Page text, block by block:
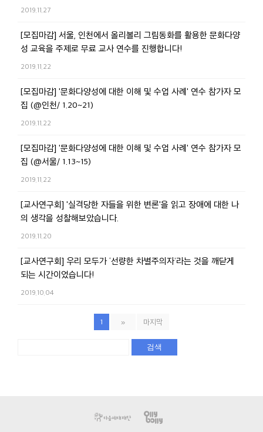
2019.11.27
[모집마감] 서울, 인천에서 올리볼리 그림동화를 활용한 문화다양
성 교육을 주제로 무료 교사 연수를 진행합니다!
2019.11.22
[모집마감] '문화다양성에 대한 이해 및 수업 사례' 연수 참가자 모
집 (@인천/ 1.20~21)
2019.11.22
[모집마감] '문화다양성에 대한 이해 및 수업 사례' 연수 참가자 모
집 (@서울/ 1.13~15)
2019.11.22
[교사연구회] '실격당한 자들을 위한 변론'을 읽고 장애에 대한 나
의 생각을 성찰해보았습니다.
2019.11.20
[교사연구회] 우리 모두가 ‘선량한 차별주의자’라는 것을 깨닫게
되는 시간이었습니다!
2019.10.04
1 » 마지막
검색